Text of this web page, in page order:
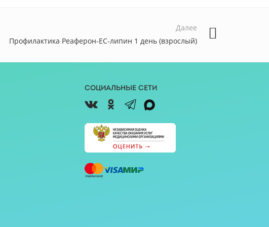
Далее
Профилактика Реаферон-ЕС-липин 1 день (взрослый)
Социальные сети